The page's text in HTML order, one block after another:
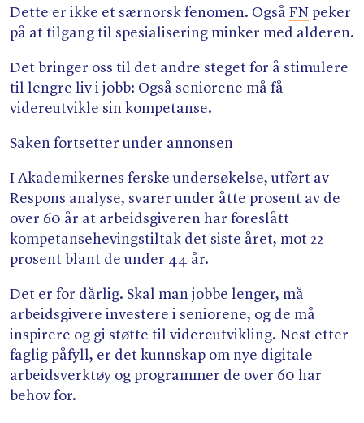
Dette er ikke et særnorsk fenomen. Også FN peker
på at tilgang til spesialisering minker med alderen.
Det bringer oss til det andre steget for å stimulere
til lengre liv i jobb: Også seniorene må få
videreutvikle sin kompetanse.
Saken fortsetter under annonsen
I Akademikernes ferske undersøkelse, utført av
Respons analyse, svarer under åtte prosent av de
over 60 år at arbeidsgiveren har foreslått
kompetansehevingstiltak det siste året, mot 22
prosent blant de under 44 år.
Det er for dårlig. Skal man jobbe lenger, må
arbeidsgivere investere i seniorene, og de må
inspirere og gi støtte til videreutvikling. Nest etter
faglig påfyll, er det kunnskap om nye digitale
arbeidsverktøy og programmer de over 60 har
behov for.